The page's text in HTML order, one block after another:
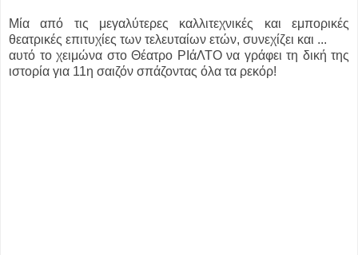
Μία από τις μεγαλύτερες καλλιτεχνικές και εμπορικές
θεατρικές επιτυχίες των τελευταίων ετών, συνεχίζει και ...
αυτό το χειμώνα στο Θέατρο ΡΙάΛΤΟ να γράφει τη δική της
ιστορία για 11η σαιζόν σπάζοντας όλα τα ρεκόρ!